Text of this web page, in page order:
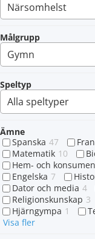
Målgrupp
Speltyp
Ämne
Spanska 47
Matematik 10
Hem- och
Engelska 7
Dator och media 4
Religionskunskap 3
Hjärngympa 1
Visa fler